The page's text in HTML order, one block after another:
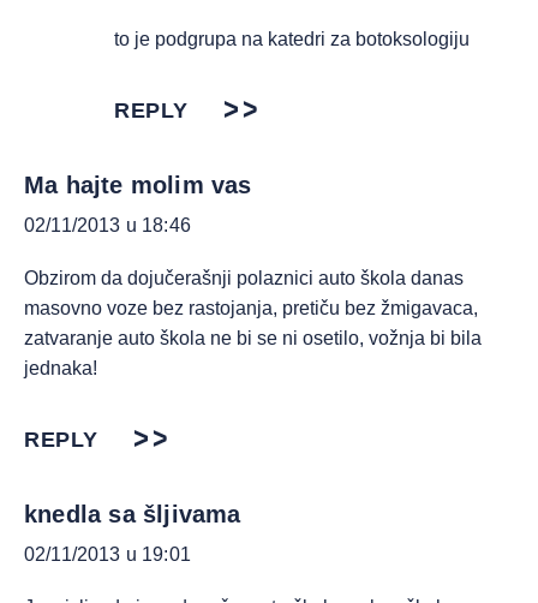
to je podgrupa na katedri za botoksologiju
REPLY
Ma hajte molim vas
02/11/2013 u 18:46
Obzirom da dojučerašnji polaznici auto škola danas
masovno voze bez rastojanja, pretiču bez žmigavaca,
zatvaranje auto škola ne bi se ni osetilo, vožnja bi bila
jednaka!
REPLY
knedla sa šljivama
02/11/2013 u 19:01